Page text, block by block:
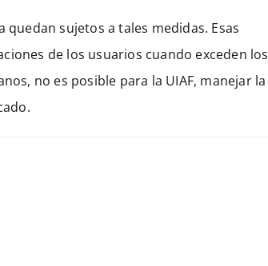
sujetos a tales medidas. Esas
de los usuarios cuando exceden los
no es posible para la UIAF, manejar la